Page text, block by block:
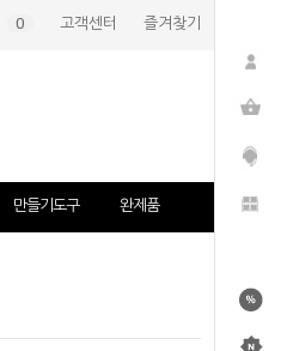
0 고객센터 즐겨찾기
만들기도구 완제품